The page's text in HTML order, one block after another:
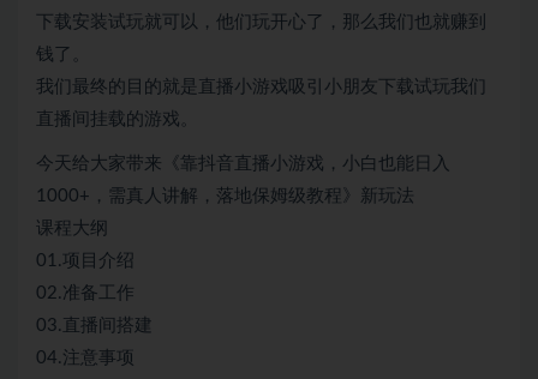
下载安装试玩就可以，他们玩开心了，那么我们也就赚到
钱了。
我们最终的目的就是直播小游戏吸引小朋友下载试玩我们
直播间挂载的游戏。
今天给大家带来《靠抖音直播小游戏，小白也能日入
1000+，需真人讲解，落地保姆级教程》新玩法
课程大纲
01.项目介绍
02.准备工作
03.直播间搭建
04.注意事项